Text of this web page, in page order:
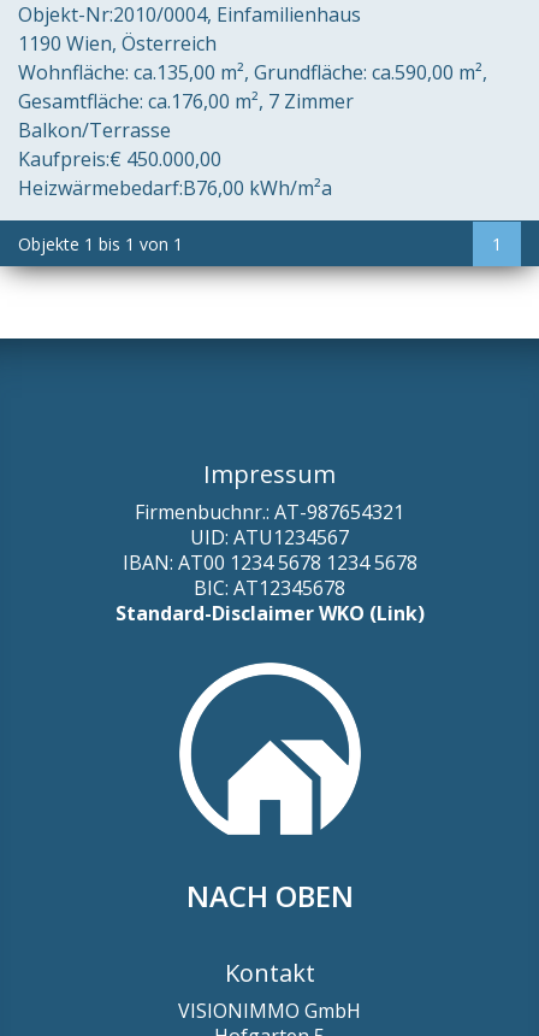
Objekt-Nr:2010/0004 Einfamilienhaus
1190 Wien Österreich
Wohnfläche: ca.135,00 m² Grundfläche: ca.590,00 m²
Gesamtfläche: ca.176,00 m² 7 Zimmer
Balkon/Terrasse
Kaufpreis:€ 450.000,00
Heizwärmebedarf:B76,00 kWh/m²a
Objekte 1 bis 1 von 1 1
Impressum
Firmenbuchnr.: AT-987654321
UID: ATU1234567
IBAN: AT00 1234 5678 1234 5678
BIC: AT12345678
Standard-Disclaimer WKO (Link)
NACH OBEN
Kontakt
VISIONIMMO GmbH